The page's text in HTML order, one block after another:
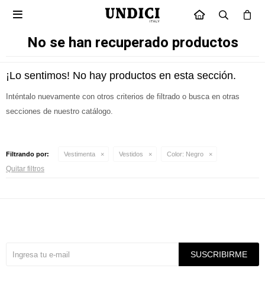
INICIO

No se han recuperado productos
¡Lo sentimos! No hay productos en esta sección.
Inténtalo nuevamente con otros criterios de filtrado o busca en otras
secciones de nuestro catálogo.
Filtrando por: Vestimenta Vestidos Color: Negro
Quitar filtros
SUSCRIBIRME